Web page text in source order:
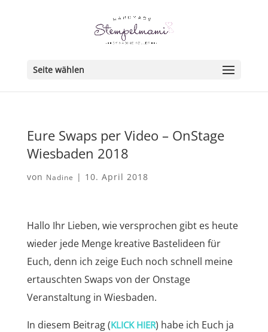
Seite wählen
Eure Swaps per Video – OnStage
Wiesbaden 2018
von Nadine | 10. April 2018
Hallo Ihr Lieben, wie versprochen gibt es heute
wieder jede Menge kreative Bastelideen für
Euch, denn ich zeige Euch noch schnell meine
ertauschten Swaps von der Onstage
Veranstaltung in Wiesbaden.
In diesem Beitrag (KLICK HIER) habe ich Euch ja